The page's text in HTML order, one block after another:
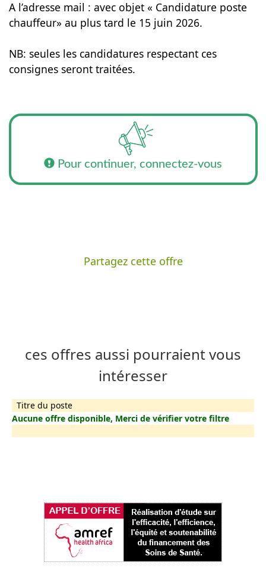
A l’adresse mail : avec objet « Candidature poste
chauffeur» au plus tard le 15 juin 2026.
NB: seules les candidatures respectant ces
consignes seront traitées.
Pour continuer, connectez-vous
Partagez cette offre
ces offres aussi pourraient vous
intéresser
Titre du poste
Aucune offre disponible, Merci de vérifier votre filtre